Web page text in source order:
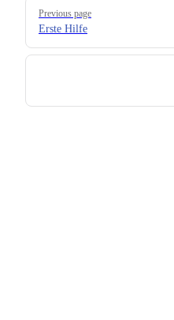
Pager
Previous page
Erste Hilfe